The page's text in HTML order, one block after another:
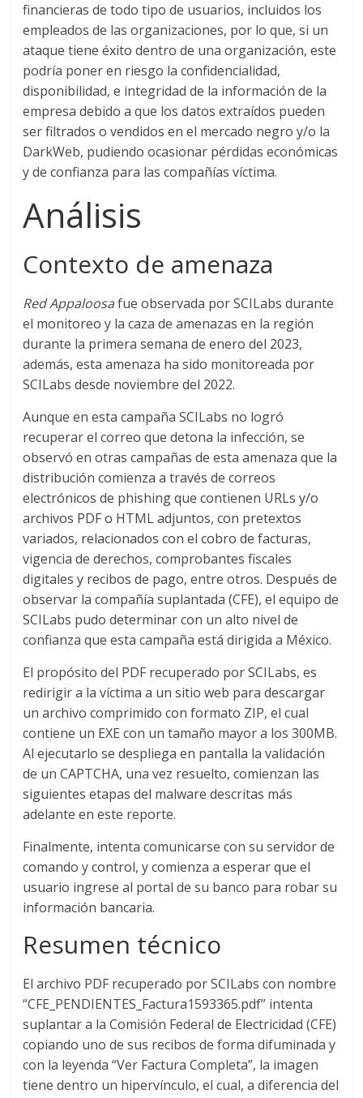
financieras de todo tipo de usuarios, incluidos los
empleados de las organizaciones, por lo que, si un
ataque tiene éxito dentro de una organización, este
podría poner en riesgo la confidencialidad,
disponibilidad, e integridad de la información de la
empresa debido a que los datos extraídos pueden
ser filtrados o vendidos en el mercado negro y/o la
DarkWeb, pudiendo ocasionar pérdidas económicas
y de confianza para las compañías víctima.
Análisis
Contexto de amenaza
Red Appaloosafue observada por SCILabs durante
el monitoreo y la caza de amenazas en la región
durante la primera semana de enero del 2023,
además, esta amenaza ha sido monitoreada por
SCILabs desde noviembre del 2022.
Aunque en esta campaña SCILabs no logró
recuperar el correo que detona la infección, se
observó en otras campañas de esta amenaza que la
distribución comienza a través de correos
electrónicos de phishing que contienen URLs y/o
archivos PDF o HTML adjuntos, con pretextos
variados, relacionados con el cobro de facturas,
vigencia de derechos, comprobantes fiscales
digitales y recibos de pago, entre otros. Después de
observar la compañía suplantada (CFE), el equipo de
SCILabs pudo determinar con un alto nivel de
confianza que esta campaña está dirigida a México.
El propósito del PDF recuperado por SCILabs, es
redirigir a la víctima a un sitio web para descargar
un archivo comprimido con formato ZIP, el cual
contiene un EXE con un tamaño mayor a los 300MB.
Al ejecutarlo se despliega en pantalla la validación
de un CAPTCHA, una vez resuelto, comienzan las
siguientes etapas del malware descritas más
adelante en este reporte.
Finalmente, intenta comunicarse con su servidor de
comando y control, y comienza a esperar que el
usuario ingrese al portal de su banco para robar su
información bancaria.
Resumen técnico
El archivo PDF recuperado por SCILabs con nombre
“CFE_PENDIENTES_Factura1593365.pdf” intenta
suplantar a la Comisión Federal de Electricidad (CFE)
copiando uno de sus recibos de forma difuminada y
con la leyenda “Ver Factura Completa”, la imagen
tiene dentro un hipervínculo, el cual, a diferencia del